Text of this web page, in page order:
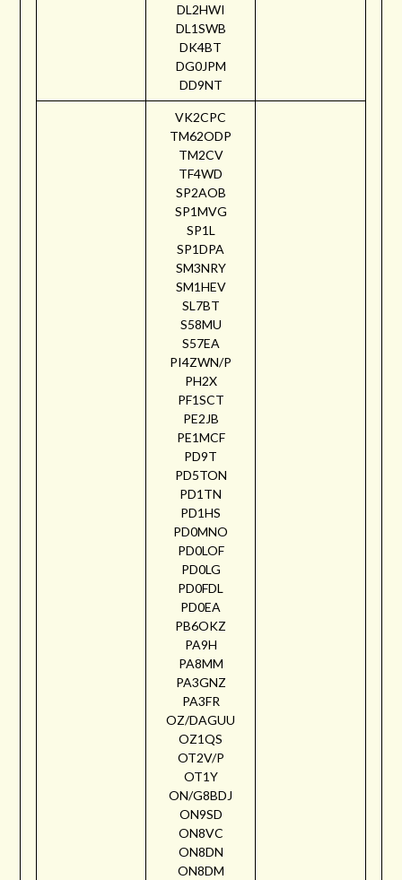
DL2HWI
DL1SWB
DK4BT
DG0JPM
DD9NT
VK2CPC
TM62ODP
TM2CV
TF4WD
SP2AOB
SP1MVG
SP1L
SP1DPA
SM3NRY
SM1HEV
SL7BT
S58MU
S57EA
PI4ZWN/P
PH2X
PF1SCT
PE2JB
PE1MCF
PD9T
PD5TON
PD1TN
PD1HS
PD0MNO
PD0LOF
PD0LG
PD0FDL
PD0EA
PB6OKZ
PA9H
PA8MM
PA3GNZ
PA3FR
OZ/DAGUU
OZ1QS
OT2V/P
OT1Y
ON/G8BDJ
ON9SD
ON8VC
ON8DN
ON8DM